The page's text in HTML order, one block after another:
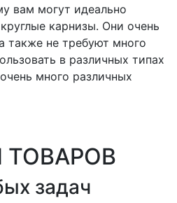
вам могут идеально
карнизы. Они очень
также не требуют много
в различных типах
много различных
задач